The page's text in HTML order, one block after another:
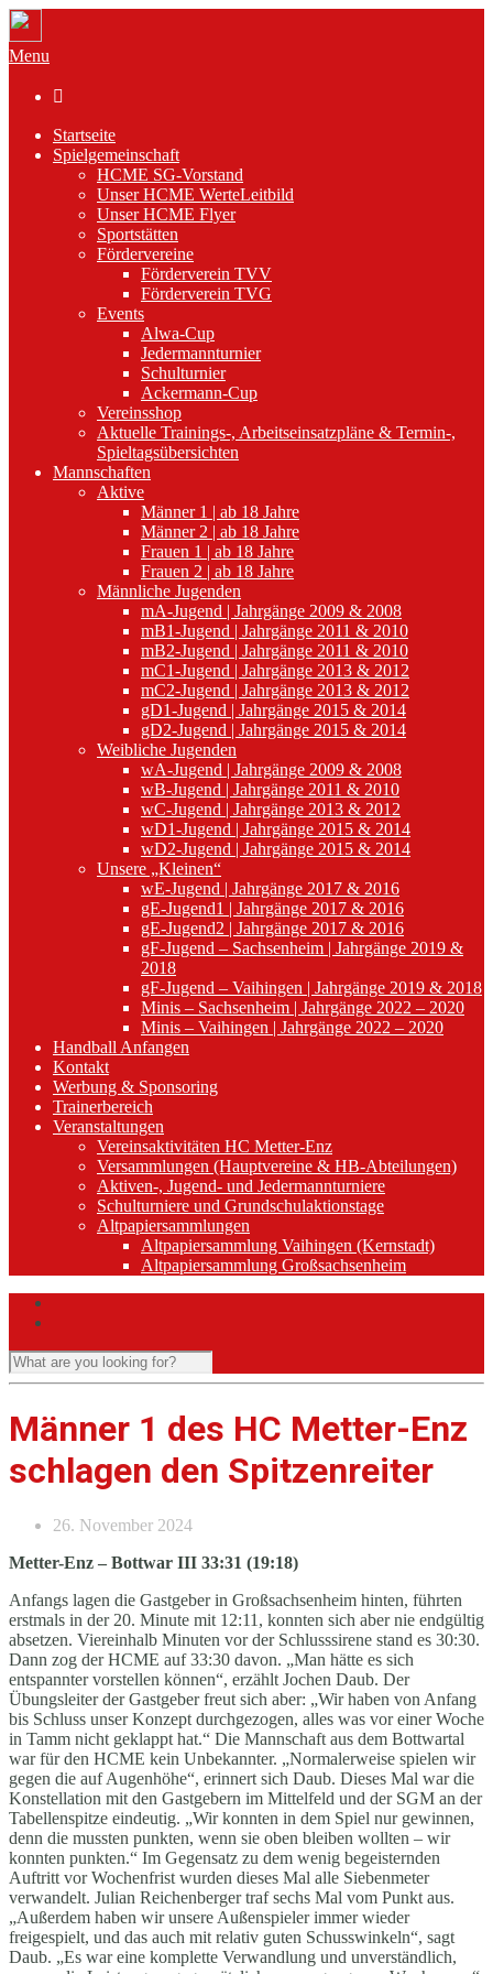
Menu

Startseite
Spielgemeinschaft
HCME SG-Vorstand
Unser HCME WerteLeitbild
Unser HCME Flyer
Sportstätten
Fördervereine
Förderverein TVV
Förderverein TVG
Events
Alwa-Cup
Jedermannturnier
Schulturnier
Ackermann-Cup
Vereinsshop
Aktuelle Trainings-, Arbeitseinsatzpläne & Termin-,
Spieltagsübersichten
Mannschaften
Aktive
Männer 1 | ab 18 Jahre
Männer 2 | ab 18 Jahre
Frauen 1 | ab 18 Jahre
Frauen 2 | ab 18 Jahre
Männliche Jugenden
mA-Jugend | Jahrgänge 2009 & 2008
mB1-Jugend | Jahrgänge 2011 & 2010
mB2-Jugend | Jahrgänge 2011 & 2010
mC1-Jugend | Jahrgänge 2013 & 2012
mC2-Jugend | Jahrgänge 2013 & 2012
gD1-Jugend | Jahrgänge 2015 & 2014
gD2-Jugend | Jahrgänge 2015 & 2014
Weibliche Jugenden
wA-Jugend | Jahrgänge 2009 & 2008
wB-Jugend | Jahrgänge 2011 & 2010
wC-Jugend | Jahrgänge 2013 & 2012
wD1-Jugend | Jahrgänge 2015 & 2014
wD2-Jugend | Jahrgänge 2015 & 2014
Unsere „Kleinen“
wE-Jugend | Jahrgänge 2017 & 2016
gE-Jugend1 | Jahrgänge 2017 & 2016
gE-Jugend2 | Jahrgänge 2017 & 2016
gF-Jugend – Sachsenheim | Jahrgänge 2019 &
2018
gF-Jugend – Vaihingen | Jahrgänge 2019 & 2018
Minis – Sachsenheim | Jahrgänge 2022 – 2020
Minis – Vaihingen | Jahrgänge 2022 – 2020
Handball Anfangen
Kontakt
Werbung & Sponsoring
Trainerbereich
Veranstaltungen
Vereinsaktivitäten HC Metter-Enz
Versammlungen (Hauptvereine & HB-Abteilungen)
Aktiven-, Jugend- und Jedermannturniere
Schulturniere und Grundschulaktionstage
Altpapiersammlungen
Altpapiersammlung Vaihingen (Kernstadt)
Altpapiersammlung Großsachsenheim
Männer 1 des HC Metter-Enz
schlagen den Spitzenreiter
26. November 2024
Metter-Enz – Bottwar III 33:31 (19:18)
Anfangs lagen die Gastgeber in Großsachsenheim hinten, führten
erstmals in der 20. Minute mit 12:11, konnten sich aber nie endgültig
absetzen. Viereinhalb Minuten vor der Schlusssirene stand es 30:30.
Dann zog der HCME auf 33:30 davon. „Man hätte es sich
entspannter vorstellen können“, erzählt Jochen Daub. Der
Übungsleiter der Gastgeber freut sich aber: „Wir haben von Anfang
bis Schluss unser Konzept durchgezogen, alles was vor einer Woche
in Tamm nicht geklappt hat.“ Die Mannschaft aus dem Bottwartal
war für den HCME kein Unbekannter. „Normalerweise spielen wir
gegen die auf Augenhöhe“, erinnert sich Daub. Dieses Mal war die
Konstellation mit den Gastgebern im Mittelfeld und der SGM an der
Tabellenspitze eindeutig. „Wir konnten in dem Spiel nur gewinnen,
denn die mussten punkten, wenn sie oben bleiben wollten – wir
konnten punkten.“ Im Gegensatz zu dem wenig begeisternden
Auftritt vor Wochenfrist wurden dieses Mal alle Siebenmeter
verwandelt. Julian Reichenberger traf sechs Mal vom Punkt aus.
„Außerdem haben wir unsere Außenspieler immer wieder
freigespielt, und das auch mit relativ guten Schusswinkeln“, sagt
Daub. „Es war eine komplette Verwandlung und unverständlich,